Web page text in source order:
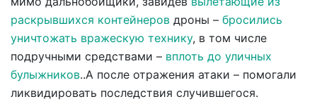
раскрывшихся контейнеров дроны – бросились
уничтожать вражескую технику, в том числе
подручными средствами – вплоть до уличных
булыжников..А после отражения атаки – помогали
ликвидировать последствия случившегося.